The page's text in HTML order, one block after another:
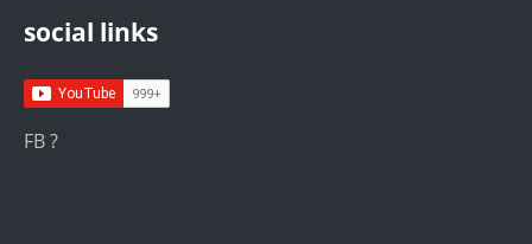
social links
FB ?